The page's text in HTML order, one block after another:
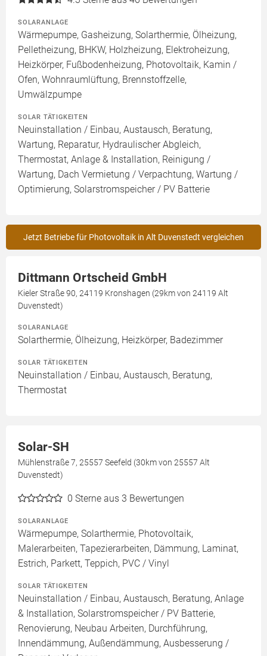
SOLARANLAGE
Wärmepumpe, Gasheizung, Solarthermie, Ölheizung,
Pelletheizung, BHKW, Holzheizung, Elektroheizung,
Heizkörper, Fußbodenheizung, Photovoltaik, Kamin /
Ofen, Wohnraumlüftung, Brennstoffzelle,
Umwälzpumpe
SOLAR TÄTIGKEITEN
Neuinstallation / Einbau, Austausch, Beratung,
Wartung, Reparatur, Hydraulischer Abgleich,
Thermostat, Anlage & Installation, Reinigung /
Wartung, Dach Vermietung / Verpachtung, Wartung /
Optimierung, Solarstromspeicher / PV Batterie
Jetzt Betriebe für Photovoltaik in Alt Duvenstedt vergleichen
Dittmann Ortscheid GmbH
Kieler Straße 90, 24119 Kronshagen (29km von 24119 Alt
Duvenstedt)
SOLARANLAGE
Solarthermie, Ölheizung, Heizkörper, Badezimmer
SOLAR TÄTIGKEITEN
Neuinstallation / Einbau, Austausch, Beratung,
Thermostat
Solar-SH
Mühlenstraße 7, 25557 Seefeld (30km von 25557 Alt
Duvenstedt)
0 Sterne aus 3 Bewertungen
SOLARANLAGE
Wärmepumpe, Solarthermie, Photovoltaik,
Malerarbeiten, Tapezierarbeiten, Dämmung, Laminat,
Estrich, Parkett, Teppich, PVC / Vinyl
SOLAR TÄTIGKEITEN
Neuinstallation / Einbau, Austausch, Beratung, Anlage
& Installation, Solarstromspeicher / PV Batterie,
Renovierung, Neubau Arbeiten, Durchführung,
Innendämmung, Außendämmung, Ausbesserung /